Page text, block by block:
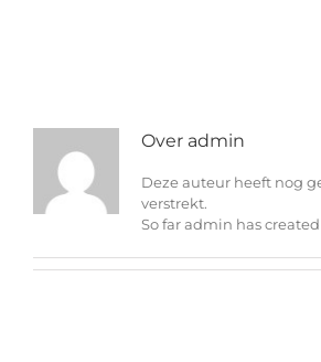
Over admin
Deze auteur heeft nog
verstrekt.
So far admin has